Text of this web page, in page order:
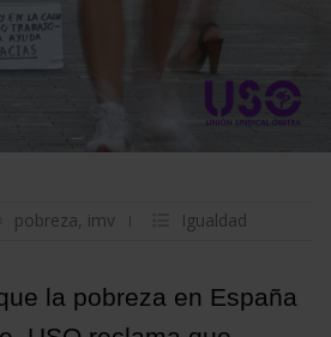
pobreza, imv Igualdad
la pobreza en España